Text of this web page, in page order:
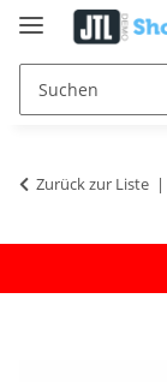
Zurück zur Liste